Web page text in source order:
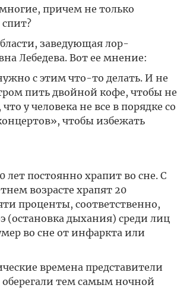
причем не только
заведующая лор-
Лебедева. Вот ее мнение:
с этим что-то делать. И не
пить двойной кофе, чтобы не
у человека не все в порядке со
чтобы избежать
лет постоянно храпит во сне. С
возрасте храпят 20
проценты, соответственно,
(остановка дыхания) среди лиц
во сне от инфаркта или
времена представители
тем самым ночной